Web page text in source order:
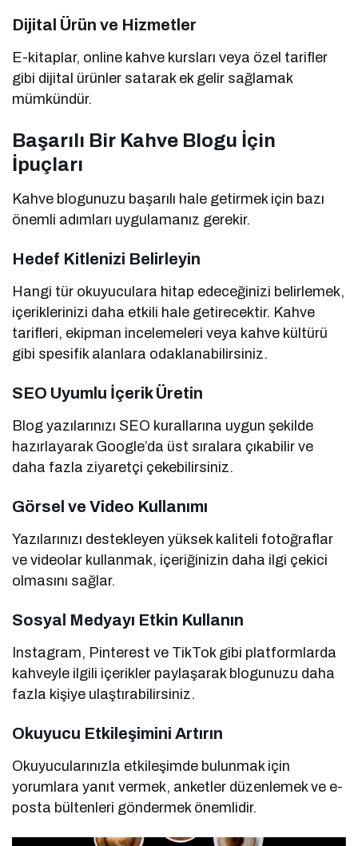
Dijital Ürün ve Hizmetler
E-kitaplar, online kahve kursları veya özel tarifler
gibi dijital ürünler satarak ek gelir sağlamak
mümkündür.
Başarılı Bir Kahve Blogu İçin
İpuçları
Kahve blogunuzu başarılı hale getirmek için bazı
önemli adımları uygulamanız gerekir.
Hedef Kitlenizi Belirleyin
Hangi tür okuyuculara hitap edeceğinizi belirlemek,
içeriklerinizi daha etkili hale getirecektir. Kahve
tarifleri, ekipman incelemeleri veya kahve kültürü
gibi spesifik alanlara odaklanabilirsiniz.
SEO Uyumlu İçerik Üretin
Blog yazılarınızı SEO kurallarına uygun şekilde
hazırlayarak Google’da üst sıralara çıkabilir ve
daha fazla ziyaretçi çekebilirsiniz.
Görsel ve Video Kullanımı
Yazılarınızı destekleyen yüksek kaliteli fotoğraflar
ve videolar kullanmak, içeriğinizin daha ilgi çekici
olmasını sağlar.
Sosyal Medyayı Etkin Kullanın
Instagram, Pinterest ve TikTok gibi platformlarda
kahveyle ilgili içerikler paylaşarak blogunuzu daha
fazla kişiye ulaştırabilirsiniz.
Okuyucu Etkileşimini Artırın
Okuyucularınızla etkileşimde bulunmak için
yorumlara yanıt vermek, anketler düzenlemek ve e-
posta bültenleri göndermek önemlidir.